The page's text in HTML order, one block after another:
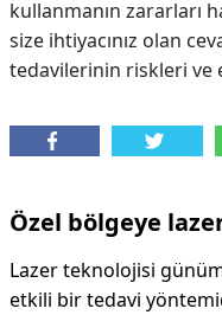
BAKIMI
CİLT
DİPLİNER
kullanmanın zararları
size ihtiyacınız olan
tedavilerinin riskleri ve
Özel bölgeye
Lazer teknolojisi
etkili bir tedavi